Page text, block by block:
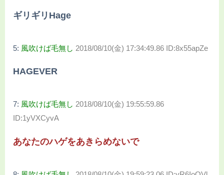
ギリギリHage
5: 風吹けば毛無し 2018/08/10(金) 17:34:49.86 ID:8x55apZe
HAGEVER
7: 風吹けば毛無し 2018/08/10(金) 19:55:59.86
ID:1yVXCyvA
あなたのハゲをあきらめないで